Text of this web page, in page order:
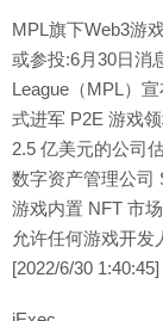
MPL旗下Web3游
或参投:6月30日消
League（MPL）
式进军 P2E 游戏
2.5 亿美元的公司
数字资产管理公司
游戏内置 NFT 市
允许任何游戏开发
[2022/6/30 1:40:45]